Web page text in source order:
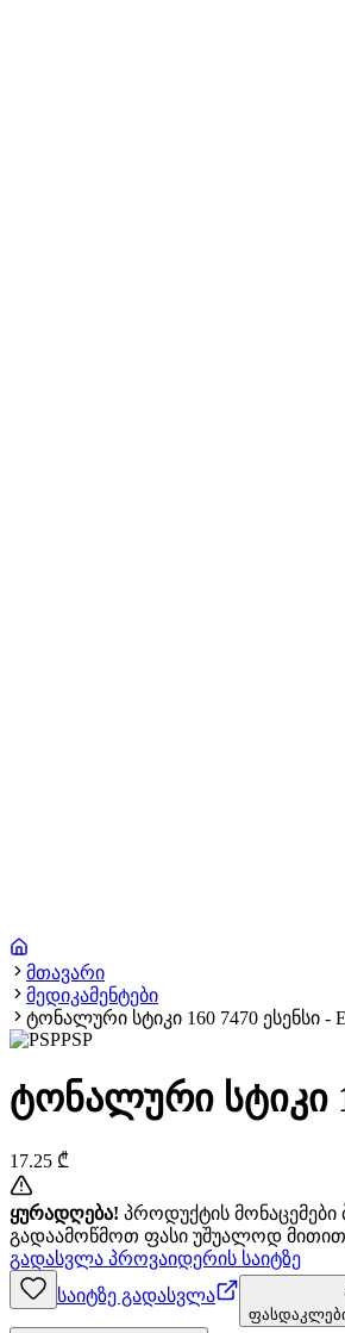
მთავარი
მედიკამენტები
ტონალური სტიკი 160 7470 ესენსი -
PSP
ტონალური სტიკი
17.25 ₾
ყურადღება! პროდუქტის
გადაამოწმოთ ფასი უშუალოდ
გადასვლა პროვაიდერის საიტზე
საიტზე გადასვლა